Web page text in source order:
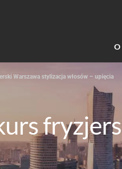
O
Warszawa stylizacja włosów – upięcia